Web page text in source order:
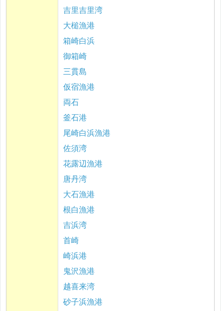
吉里吉里湾
大槌漁港
箱崎白浜
御箱崎
三貫島
仮宿漁港
両石
釜石港
尾崎白浜漁港
佐須湾
花露辺漁港
唐丹湾
大石漁港
根白漁港
吉浜湾
首崎
崎浜港
鬼沢漁港
越喜来湾
砂子浜漁港